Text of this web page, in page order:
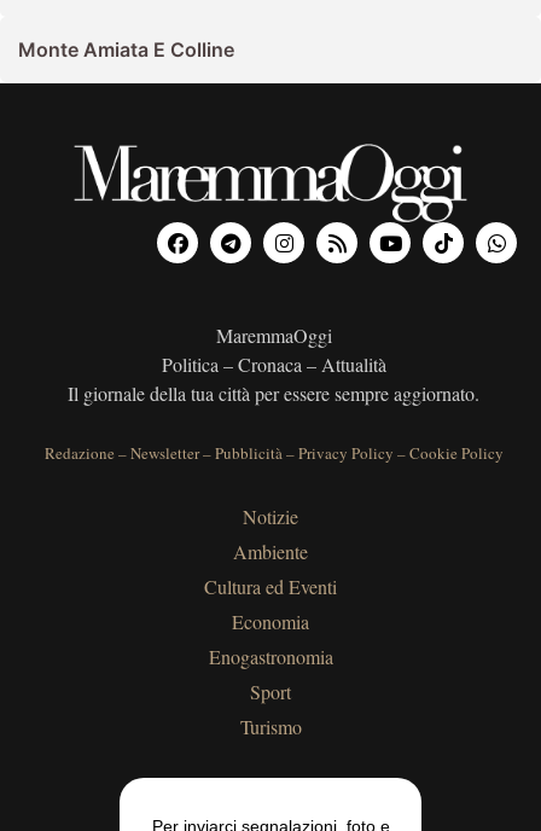
Monte Amiata E Colline
MaremmaOggi
Politica – Cronaca – Attualità
Il giornale della tua città per essere sempre aggiornato.
Redazione –Newsletter–Pubblicità–Privacy Policy –Cookie Policy
Notizie
Ambiente
Cultura ed Eventi
Economia
Enogastronomia
Sport
Turismo
Per inviarci segnalazioni, foto e